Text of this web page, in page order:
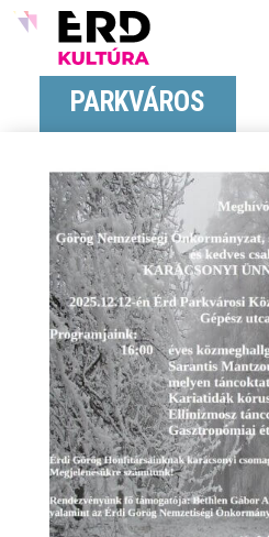
PARKVÁROS